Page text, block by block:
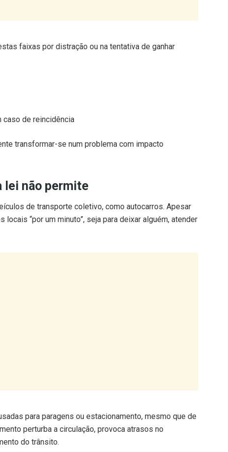
de reincidência
transformar-se num problema com impacto
lei não permite
de transporte coletivo, como autocarros. Apesar
perturba a circulação, provoca atrasos no